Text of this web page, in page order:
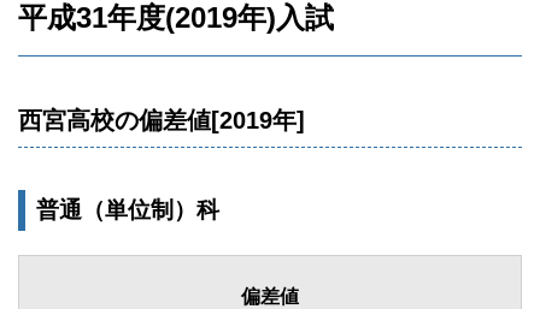
平成31年度(2019年)入試
西宮高校の偏差値[2019年]
普通（単位制）科
偏差値